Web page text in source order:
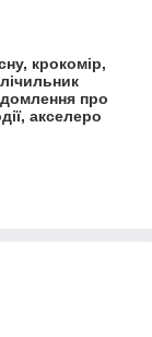
крокомір,
про
акселеро